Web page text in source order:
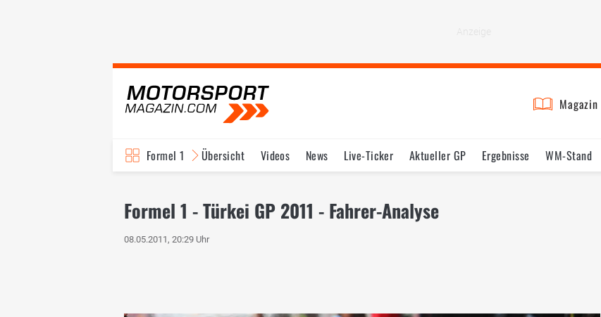
Magazin
Formel 1 Übersicht Videos News Live-Ticker Aktueller GP Ergebnisse WM-Stand
Formel 1 - Türkei GP 2011 - Fahrer-Analyse
08.05.2011, 20:29 Uhr